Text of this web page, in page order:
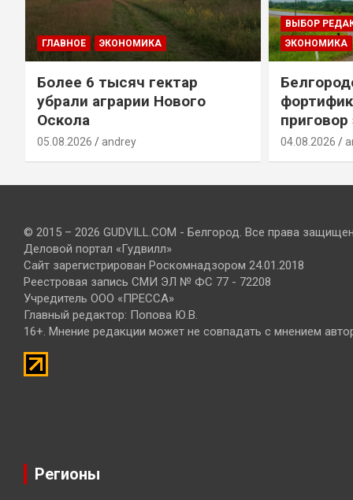
ГЛАВНОЕ ЭКОНОМИКА
Более 6 тысяч гектар
убрали аграрии Нового
Оскола
05.08.2026 andrey
ВЫБОР
ЭКОНОМИКА
04.08.2026
© 2015 – 2026 GUDVILL.COM - Белгород. Все права
Деловой портал «Гудвилл»
Сайт зарегистрирован Роскомнадзором 24.01.2018
Реестровая запись СМИ ЭЛ № ФС 77 - 72208
Учредитель ООО «ПРЕССА»
Главный редактор: Попова Ю.В.
16+. Мнение редакции может не совпадать с мнением
Регионы